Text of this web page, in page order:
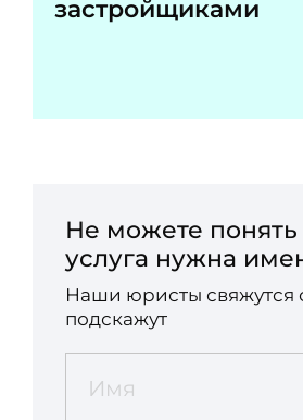
застройщиками
Не можете понять
услуга нужна
Наши юристы свяжутся
подскажут